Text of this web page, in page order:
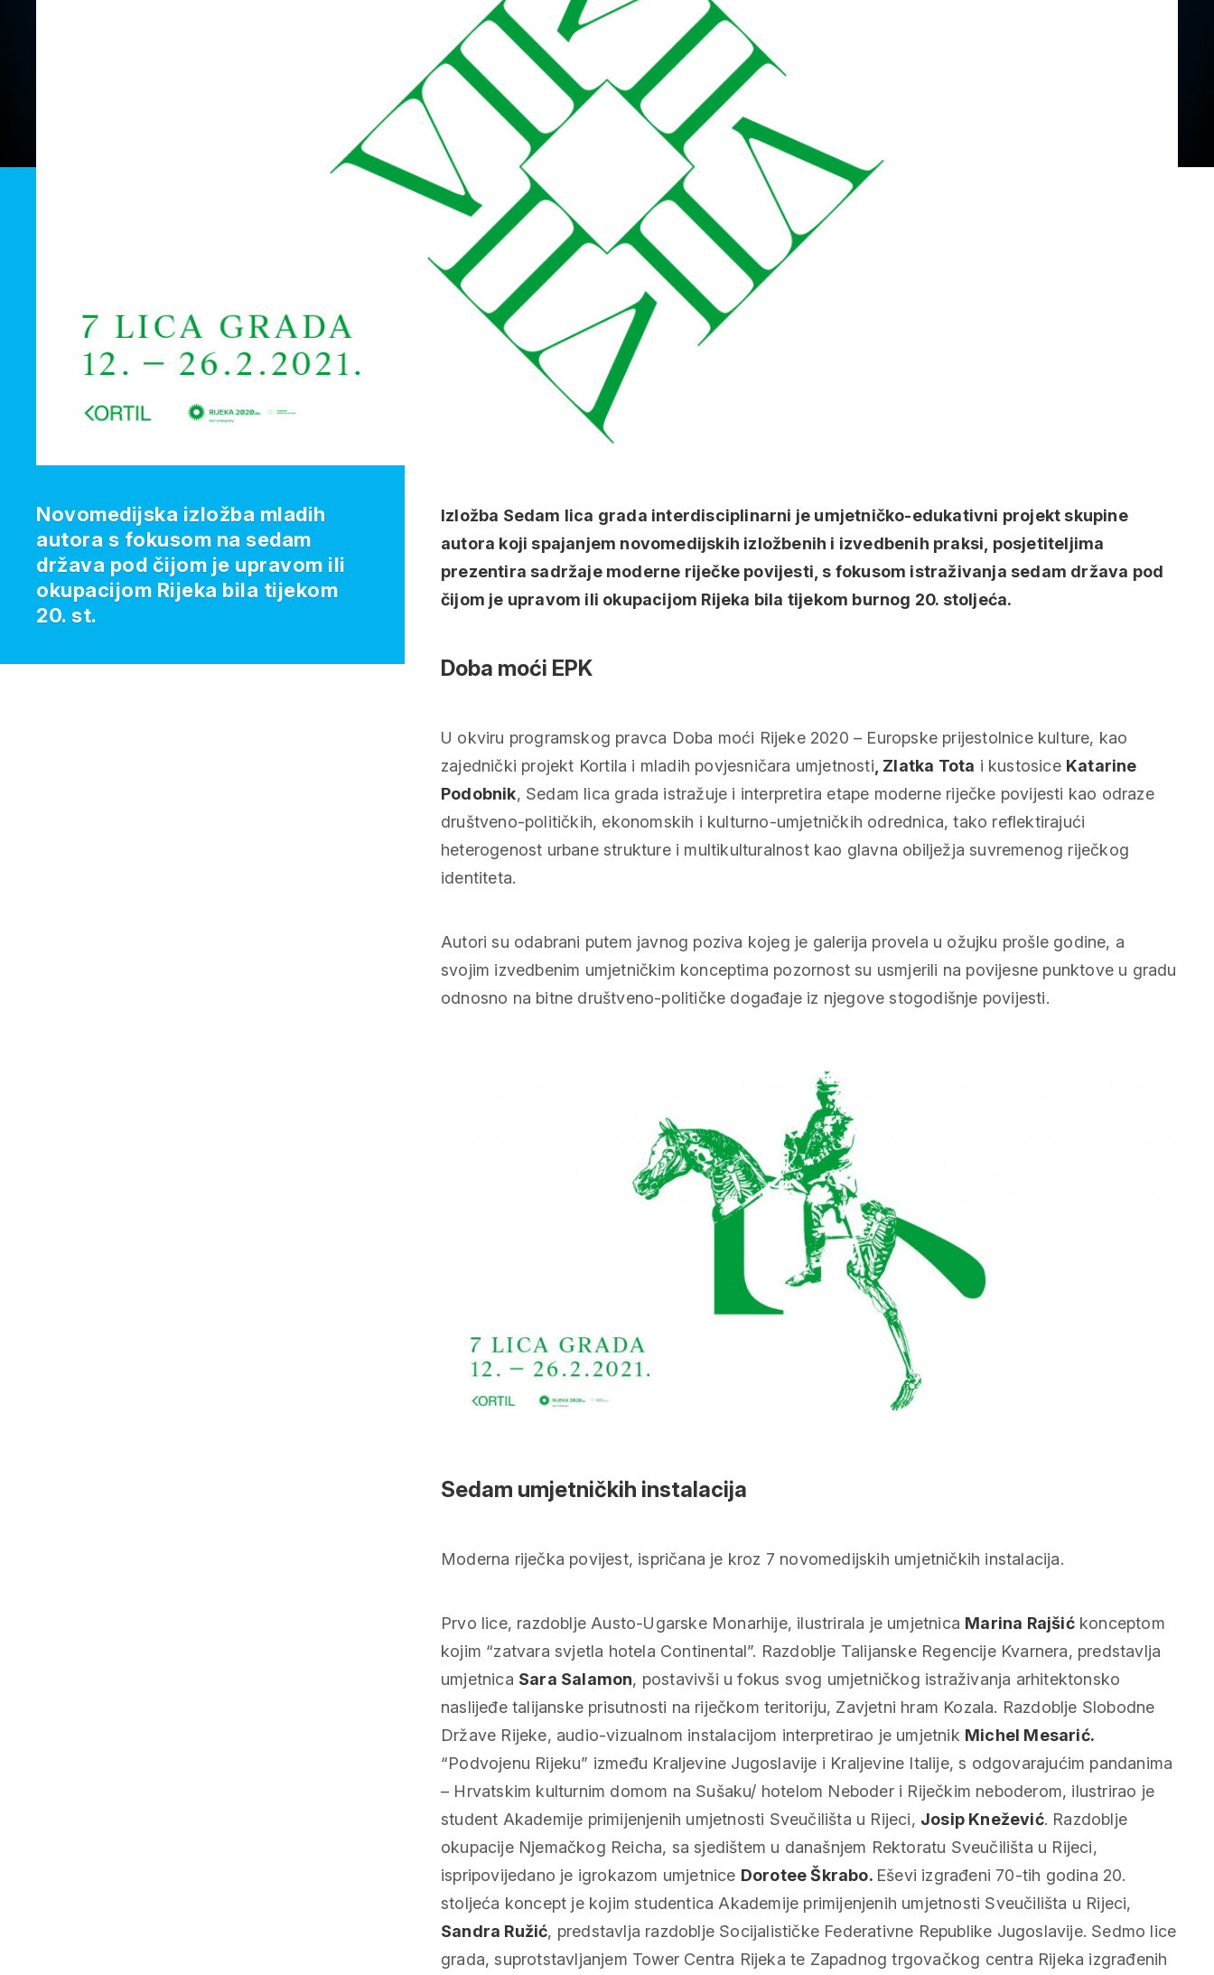
Izložba Sedam lica grada interdisciplinarni je umjetničko-edukativni projekt skupine
autora koji spajanjem novomedijskih izložbenih i izvedbenih praksi, posjetiteljima
prezentira sadržaje moderne riječke povijesti, s fokusom istraživanja sedam država pod
čijom je upravom ili okupacijom Rijeka bila tijekom burnog 20. stoljeća.
Doba moći EPK
U okviru programskog pravca Doba moći Rijeke 2020 – Europske prijestolnice kulture, kao
zajednički projekt Kortila i mladih povjesničara umjetnosti, Zlatka Tota i kustosice Katarine
Podobnik, Sedam lica grada istražuje i interpretira etape moderne riječke povijesti kao odraze
društveno-političkih, ekonomskih i kulturno-umjetničkih odrednica, tako reflektirajući
heterogenost urbane strukture i multikulturalnost kao glavna obilježja suvremenog riječkog
identiteta.
Autori su odabrani putem javnog poziva kojeg je galerija provela u ožujku prošle godine, a
svojim izvedbenim umjetničkim konceptima pozornost su usmjerili na povijesne punktove u gradu
odnosno na bitne društveno-političke događaje iz njegove stogodišnje povijesti.
Sedam umjetničkih instalacija
Moderna riječka povijest, ispričana je kroz 7 novomedijskih umjetničkih instalacija.
Prvo lice, razdoblje Austo-Ugarske Monarhije, ilustrirala je umjetnica Marina Rajšićkonceptom
kojim “zatvara svjetla hotela Continental”. Razdoblje Talijanske Regencije Kvarnera, predstavlja
umjetnica Sara Salamon, postavivši u fokus svog umjetničkog istraživanja arhitektonsko
naslijeđe talijanske prisutnosti na riječkom teritoriju, Zavjetni hram Kozala. Razdoblje Slobodne
Države Rijeke, audio-vizualnom instalacijom interpretirao je umjetnik Michel Mesarić.
“Podvojenu Rijeku” između Kraljevine Jugoslavije i Kraljevine Italije, s odgovarajućim pandanima
– Hrvatskim kulturnim domom na Sušaku/ hotelom Neboder i Riječkim neboderom, ilustrirao je
student Akademije primijenjenih umjetnosti Sveučilišta u Rijeci, Josip Knežević. Razdoblje
okupacije Njemačkog Reicha, sa sjedištem u današnjem Rektoratu Sveučilišta u Rijeci,
ispripovijedano je igrokazom umjetnice Dorotee Škrabo. Eševi izgrađeni 70-tih godina 20.
stoljeća koncept je kojim studentica Akademije primijenjenih umjetnosti Sveučilišta u Rijeci,
Sandra Ružić, predstavlja razdoblje Socijalističke Federativne Republike Jugoslavije. Sedmo lice
grada, suprotstavljanjem Tower Centra Rijeka te Zapadnog trgovačkog centra Rijeka izgrađenih
Novomedijska izložba mladih
autora s fokusom na sedam
država pod čijom je upravom ili
okupacijom Rijeka bila tijekom
20. st.